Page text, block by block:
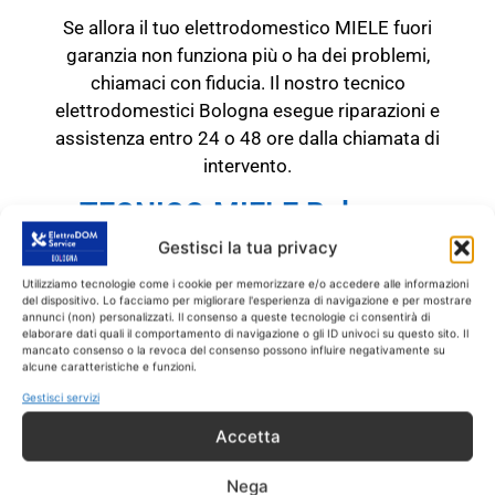
Gestisci la tua privacy
Utilizziamo tecnologie come i cookie per memorizzare e/o accedere alle informazioni
del dispositivo. Lo facciamo per migliorare l'esperienza di navigazione e per mostrare
annunci (non) personalizzati. Il consenso a queste tecnologie ci consentirà di
elaborare dati quali il comportamento di navigazione o gli ID univoci su questo sito. Il
mancato consenso o la revoca del consenso possono influire negativamente su
alcune caratteristiche e funzioni.
Gestisci servizi
Accetta
Nega
Se allora il tuo elettrodomestico MIELE fuori
garanzia non funziona più o ha dei problemi,
chiamaci con fiducia. Il nostro tecnico
elettrodomestici Bologna esegue riparazioni e
assistenza entro 24 o 48 ore dalla chiamata di
intervento.
TECNICO MIELE Bologna
RICAMBI CON GARANZIA DI
1 ANNO
Il tecnico MIELE BolognaintervieneSOLOsu
prodotti MIELE fuori garanzia.Tutti gli
interventi sono effettuati con ricambi coperti
da garanzia di 1 anno.